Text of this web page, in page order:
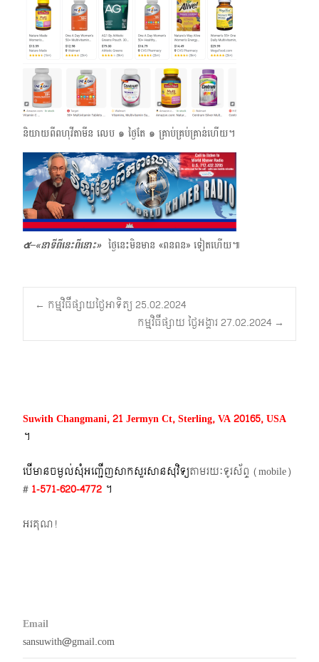
និយាយពីពហុវីតាមីន លេប ๑ ថ្ងៃតែ ๑ ​គ្រាប់គ្រប់គ្រាន់ហើយ។
๕–«នាទីពីនេះពីនោះ»ថ្ងៃនេះមិនមាន «ពនពន» ទៀតហើយ៕
Post
navigation
← កម្មវិធីផ្សាយថ្ងៃអាទិត្យ 25.02.2024
កម្មវិធីផ្សាយ ថ្ងៃអង្គារ 27.02.2024 →
Suwith Changmani, 21 Jermyn Ct, Sterling, VA 20165, USA
។​
បើមានចម្ងល់​សុំអញ្ជើញសាកសួរសានសុវិទ្យតាមរយៈទូរស័ព្ទ​ (mobile)​
# 1-571-620-4772​ ។
អរគុណ!
Email
sansuwith@gmail.com